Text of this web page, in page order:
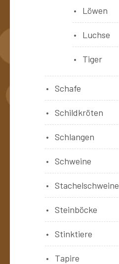
Löwen
Luchse
Tiger
Schafe
Schildkröten
Schlangen
Schweine
Stachelschweine
Steinböcke
Stinktiere
Tapire